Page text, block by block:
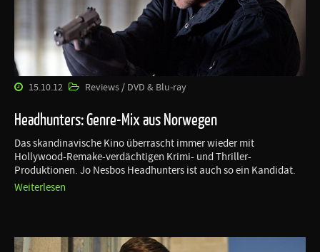
15.10.12 Reviews / DVD & Blu-ray
Headhunters: Genre-Mix aus Norwegen
Das skandinavische Kino überrascht immer wieder mit
Hollywood-Remake-verdächtigen Krimi- und Thriller-
Produktionen. Jo Nesbos Headhunters ist auch so ein Kandidat.
Weiterlesen